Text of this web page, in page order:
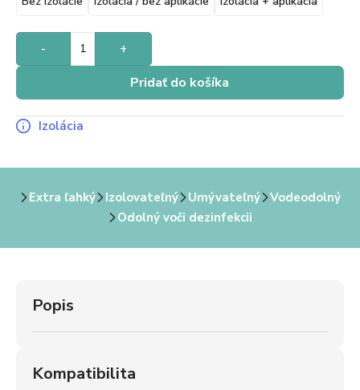
- +
Pridať do košíka
Izolácia
Extra ľahký Izolovateľný Umývateľný
Vodeodolný
Odolný voči dezinfekcii
Popis
Kompatibilita